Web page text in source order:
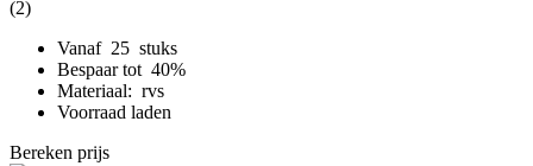
(2)
Vanaf 25 stuks
Bespaar tot 40%
Materiaal: rvs
Voorraad laden
Bereken prijs